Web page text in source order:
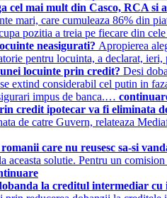
cel mai mult din Casco, RCA si
mari, care cumuleaza 86% din
pozitia a treia pe fiecare din
neasigurati? Apropierea
pentru locuinta, a declarat,
locuinte prin credit? Desi
extind considerabil cel putin in
impus de banca.…
credit ipotecar va fi eliminata
de catre Guvern, relateaza
care nu reusesc sa-si
aceasta solutie. Pentru un
la creditul intermediar cu